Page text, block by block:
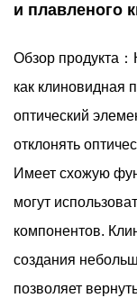
и плавленого
Обзор продукта
как клиновидная
оптический
отклонять
Имеет схожую
могут
компонентов.
создания
позволяет